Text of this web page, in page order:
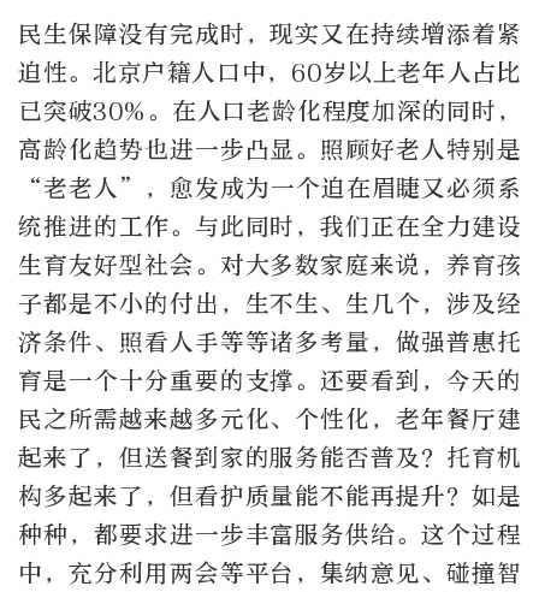
民生保障没有完成时，现实又在持续增添着紧
迫性。北京户籍人口中，60岁以上老年人占比
已突破30%。在人口老龄化程度加深的同时，
高龄化趋势也进一步凸显。照顾好老人特别是
“老老人”，愈发成为一个迫在眉睫又必须系
统推进的工作。与此同时，我们正在全力建设
生育友好型社会。对大多数家庭来说，养育孩
子都是不小的付出，生不生、生几个，涉及经
济条件、照看人手等等诸多考量，做强普惠托
育是一个十分重要的支撑。还要看到，今天的
民之所需越来越多元化、个性化，老年餐厅建
起来了，但送餐到家的服务能否普及？托育机
构多起来了，但看护质量能不能再提升？如是
种种，都要求进一步丰富服务供给。这个过程
中，充分利用两会等平台，集纳意见、碰撞智